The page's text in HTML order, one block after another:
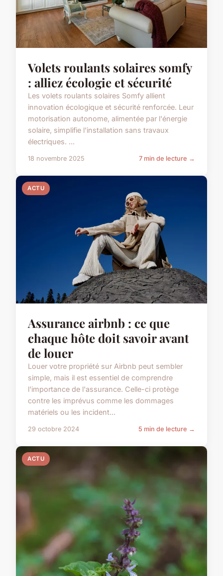
Volets roulants solaires somfy
: alliez écologie et sécurité
Les volets roulants solaires Somfy allient
innovation écologique et sécurité renforcée. Leur
motorisation autonome, alimentée par l'énergie
solaire, simplifie l'installation sans travaux
électriques. ...
18 novembre 2025 7 min de lecture →
ACTU
Assurance airbnb : ce que
chaque hôte doit savoir avant
de louer
Louer votre propriété sur Airbnb peut sembler
simple, mais il est essentiel de comprendre
l'importance de l'assurance. Celle-ci protège
contre les imprévus comme les dommages
matériels ou les incident...
29 octobre 2024 5 min de lecture →
ACTU